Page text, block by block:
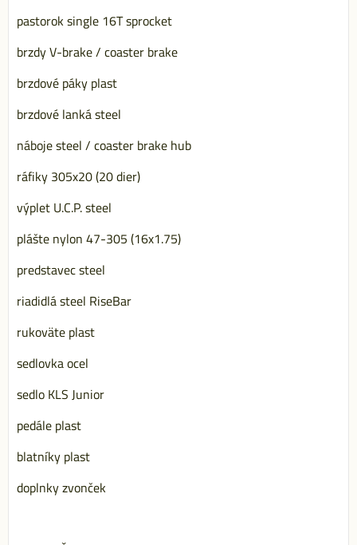
pastorok single 16T sprocket
brzdy V-brake / coaster brake
brzdové páky plast
brzdové lanká steel
náboje steel / coaster brake hub
ráfiky 305x20 (20 dier)
výplet U.C.P. steel
plášte nylon 47-305 (16x1.75)
predstavec steel
riadidlá steel RiseBar
rukoväte plast
sedlovka ocel
sedlo KLS Junior
pedále plast
blatníky plast
doplnky zvonček